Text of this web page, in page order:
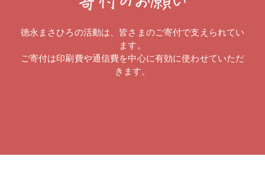
徳永まさひろの活動は、皆さまのご寄付で支えられてい
ます。
ご寄付は印刷費や通信費を中心に有効に使わせていただ
きます。